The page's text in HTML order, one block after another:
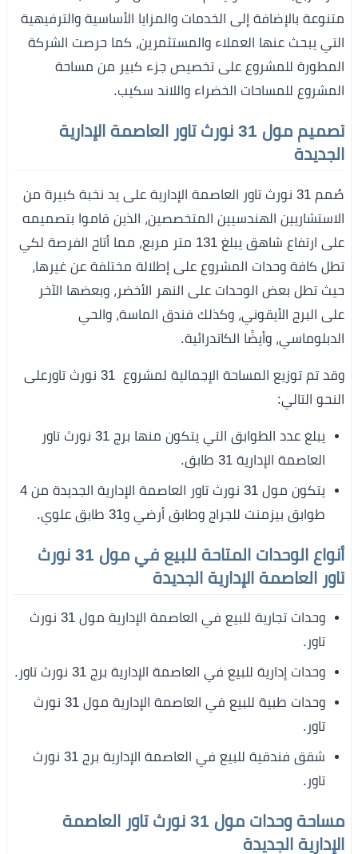
متنوعة بالإضافة إلى الخدمات والمزايا الأساسية والترفيهية
التي يبحث عنها العملاء والمستثمرين، كما حرصت الشركة
المطورة للمشروع على تخصيص جزء كبير من مساحة
المشروع للمساحات الخضراء واللاند سكيب.
تصميم مول 31 نورث تاور العاصمة الإدارية
الجديدة
صُمم 31 نورث تاور العاصمة الإدارية على يد نخبة كبيرة من
الاستشاريين الهندسيين المتخصصين، الذين قاموا بتصميمه
على ارتفاع شاهق يبلغ 131 متر مربع، مما أتاح الفرصة لكي
تطل كافة وحدات المشروع على إطلالة مختلفة عن غيرها،
حيث تطل بعض الوحدات على النهر الأخضر، وبعضها الآخر
على البرج الأيقوني، وكذلك فندق الماسة، والحي
الدبلوماسي، وأيضًا الكاتدرائية.
وقد تم توزيع المساحة الإجمالية لمشروع 31 نورث تاورعلى
النحو التالي:
يبلغ عدد الطوابق التي يتكون منها برج 31 نورث تاور
العاصمة الإدارية 31 طابق.
يتكون مول 31 نورث تاور العاصمة الإدارية الجديدة من 4
طوابق بيزمنت للجراج وطابق أرضي و31 طابق علوي.
أنواع الوحدات المتاحة للبيع في مول 31 نورث
تاور العاصمة الإدارية الجديدة
وحدات تجارية للبيع في العاصمة الإدارية مول 31 نورث
تاور.
وحدات إدارية للبيع في العاصمة الإدارية برج 31 نورث تاور.
وحدات طبية للبيع في العاصمة الإدارية مول 31 نورث
تاور.
شقق فندقية للبيع في العاصمة الإدارية برج 31 نورث
تاور.
مساحة وحدات مول 31 نورث تاور العاصمة
الإدارية الجديدة